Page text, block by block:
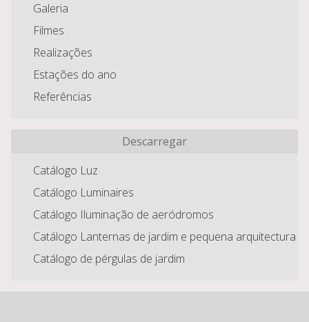
Galeria
Filmes
Realizações
Estações do ano
Referências
Descarregar
Catálogo Luz
Catálogo Luminaires
Catálogo Iluminação de aeródromos
Catálogo Lanternas de jardim e pequena arquitectura
Catálogo de pérgulas de jardim